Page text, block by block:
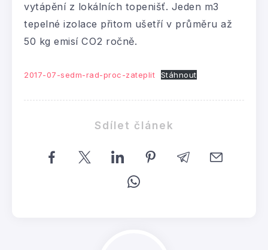
vytápění z lokálních topenišť. Jeden m3
tepelné izolace přitom ušetří v průměru až
50 kg emisí CO2 ročně.
2017-07-sedm-rad-proc-zateplit Stáhnout
Sdílet článek